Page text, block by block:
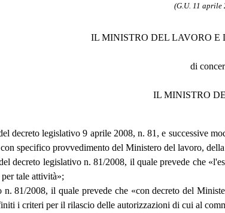
(G.U. 11 aprile
IL MINISTRO DEL LAVORO
di
IL MINISTRO
decreto legislativo 9 aprile 2008, n. 81, e successive
specifico provvedimento del Ministero del lavoro,
decreto legislativo n. 81/2008, il quale prevede che
tale attività»;
81/2008, il quale prevede che «con decreto del
i criteri per il rilascio delle autorizzazioni di cui al